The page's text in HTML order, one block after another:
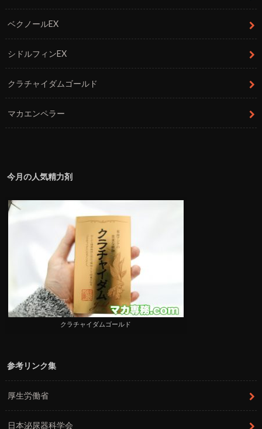
ベクノールEX
シドルフィンEX
クラチャイダムゴールド
マカエンペラー
今月の人気精力剤
クラチャイダムゴールド
参考リンク集
厚生労働省
日本泌尿器科学会